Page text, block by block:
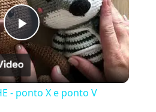
Play
Video
- ponto X e ponto V